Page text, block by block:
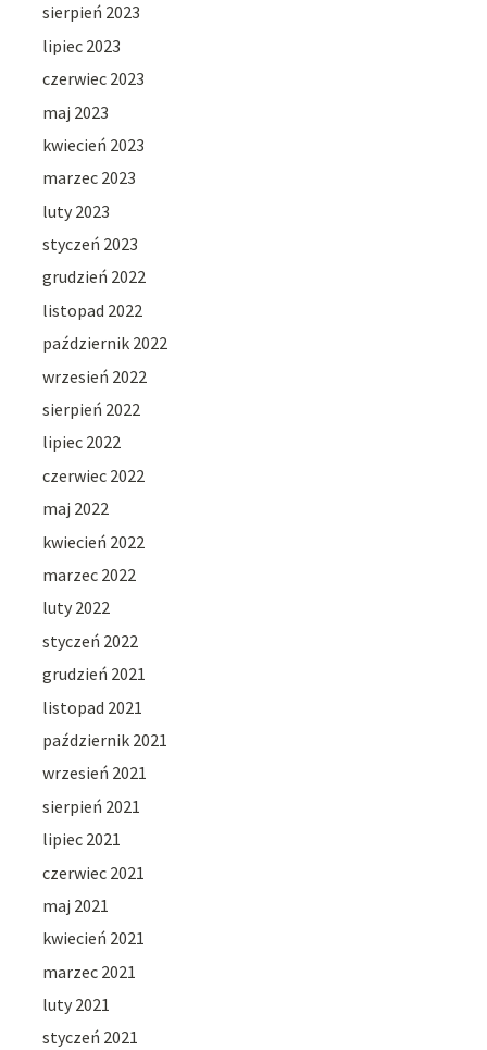
sierpień 2023
lipiec 2023
czerwiec 2023
maj 2023
kwiecień 2023
marzec 2023
luty 2023
styczeń 2023
grudzień 2022
listopad 2022
październik 2022
wrzesień 2022
sierpień 2022
lipiec 2022
czerwiec 2022
maj 2022
kwiecień 2022
marzec 2022
luty 2022
styczeń 2022
grudzień 2021
listopad 2021
październik 2021
wrzesień 2021
sierpień 2021
lipiec 2021
czerwiec 2021
maj 2021
kwiecień 2021
marzec 2021
luty 2021
styczeń 2021